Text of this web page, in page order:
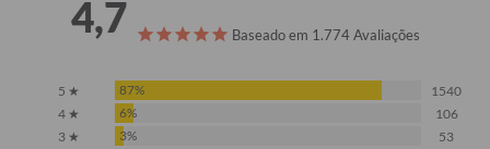
4,7 Baseado em 1.774 Avaliações
5 ★ 87%
1540
4 ★
6%
106
3 ★
3%
53